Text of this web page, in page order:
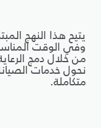
يتيح هذا النهج
وفي الوقت
من خلال دمج
نحول خدمات
متكاملة.